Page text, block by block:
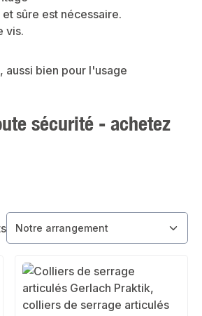
sûre est nécessaire.
vis.
bien pour l'usage
sécurité - achetez